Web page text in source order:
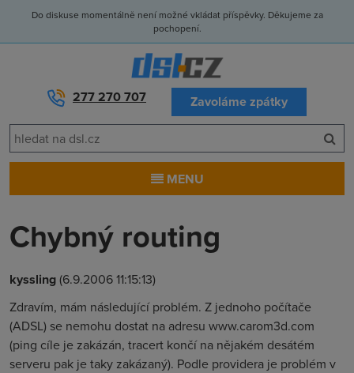
Do diskuse momentálně není možné vkládat příspěvky. Děkujeme za
pochopení.
277 270 707 Zavoláme zpátky
MENU
Chybný routing
kyssling(6.9.2006 11:15:13)
Zdravím, mám následující problém. Z jednoho počítače
(ADSL) se nemohu dostat na adresu www.carom3d.com
(ping cíle je zakázán, tracert končí na nějakém desátém
serveru pak je taky zakázaný). Podle providera je problém v